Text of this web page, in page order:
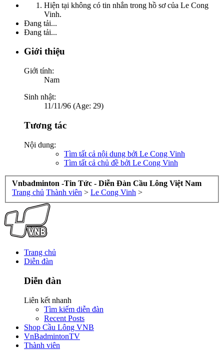
Hiện tại không có tin nhắn trong hồ sơ của Le Cong
Vinh.
Đang tải...
Đang tải...
Giới thiệu
Giới tính:
Nam
Sinh nhật:
11/11/96 (Age: 29)
Tương tác
Nội dung:
Tìm tất cả nội dung bởi Le Cong Vinh
Tìm tất cả chủ đề bởi Le Cong Vinh
Vnbadminton -Tin Tức - Diễn Đàn Cầu Lông Việt Nam
Trang chủ Thành viên > Le Cong Vinh >
Trang chủ
Diễn đàn
Diễn đàn
Liên kết nhanh
Tìm kiếm diễn đàn
Recent Posts
Shop Cầu Lông VNB
VnBadmintonTV
Thành viên